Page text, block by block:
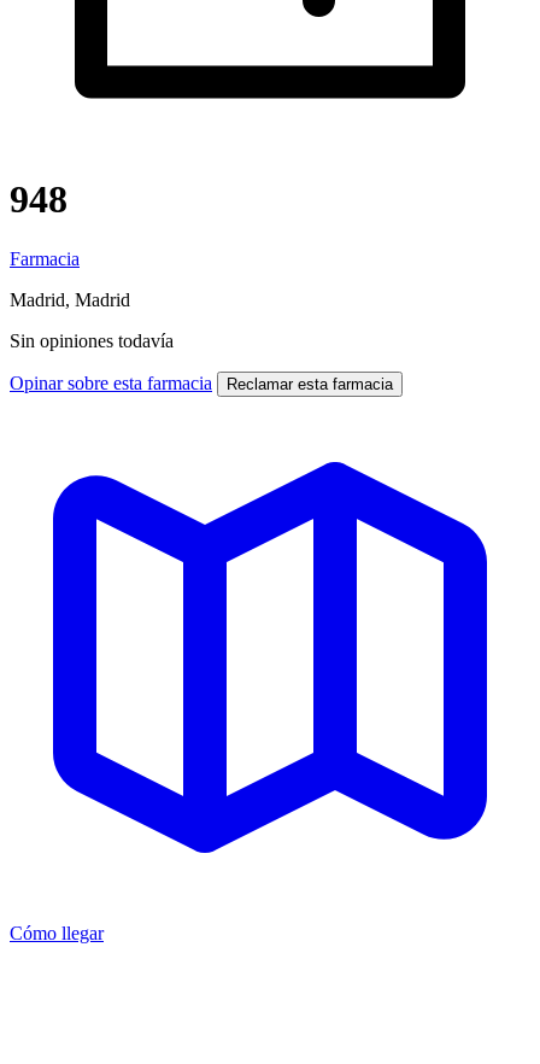
948
Farmacia
Madrid, Madrid
Sin opiniones todavía
Opinar sobre esta farmacia Reclamar esta farmacia
Cómo llegar